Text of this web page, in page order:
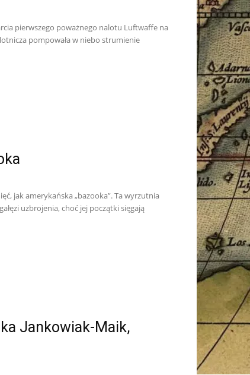
pierwszego poważnego nalotu Luftwaffe na
pompowała w niebo strumienie
jak amerykańska „bazooka”. Ta wyrzutnia
uzbrojenia, choć jej początki sięgają
Jankowiak-Maik,